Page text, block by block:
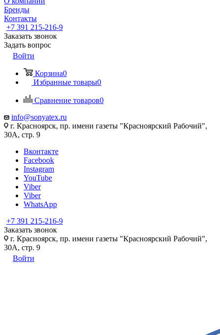
Бренды
Контакты
+7 391 215-216-9
Заказать звонок
Задать вопрос
Войти
Корзина0
Избранные товары0
Сравнение товаров0
info@sonyatex.ru
г. Красноярск, пр. имени газеты "Красноярский Рабочий",
30А, стр. 9
Вконтакте
Facebook
Instagram
YouTube
Viber
Viber
WhatsApp
+7 391 215-216-9
Заказать звонок
г. Красноярск, пр. имени газеты "Красноярский Рабочий",
30А, стр. 9
Войти